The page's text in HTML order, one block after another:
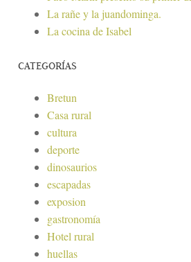
La rañe y la juandominga.
La cocina de Isabel
CATEGORÍAS
Bretun
Casa rural
cultura
deporte
dinosaurios
escapadas
exposion
gastronomía
Hotel rural
huellas